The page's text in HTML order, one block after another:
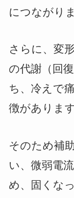
につながり
さらに、変
の代謝（回
ち、冷えで
徴があります
そのため補
い、微弱電
め、固くな